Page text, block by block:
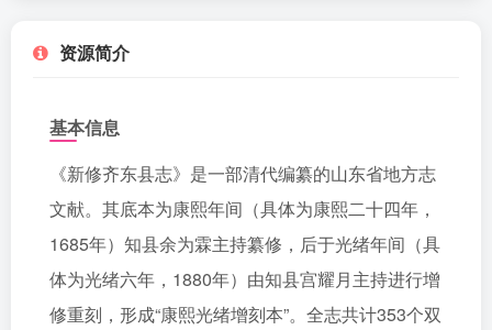
资源简介
基本信息
《新修齐东县志》是一部清代编纂的山东省地方志
文献。其底本为康熙年间（具体为康熙二十四年，
1685年）知县余为霖主持纂修，后于光绪年间（具
体为光绪六年，1880年）由知县宫耀月主持进行增
修重刻，形成“康熙光绪增刻本”。全志共计353个双